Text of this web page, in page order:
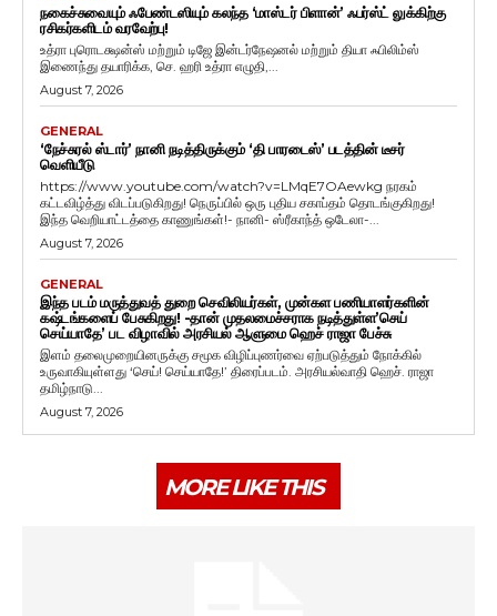
நகைச்சுவையும் ஃபேண்டஸியும் கலந்த ‘மாஸ்டர் பிளான்’ ஃபர்ஸ்ட் லுக்கிற்கு
ரசிகர்களிடம் வரவேற்பு!
உத்ரா புரொடக்ஷன்ஸ் மற்றும் டிஜே இன்டர்நேஷனல் மற்றும் தியா ஃபிலிம்ஸ்
இணைந்து தயாரிக்க, செ. ஹரி உத்ரா எழுதி,...
August 7, 2026
GENERAL
‘நேச்சுரல் ஸ்டார்’ நானி நடித்திருக்கும் ‘தி பாரடைஸ்’ படத்தின் டீசர்
வெளியீடு
https://www.youtube.com/watch?v=LMqE7OAewkg நரகம்
கட்டவிழ்த்து விடப்படுகிறது! நெருப்பில் ஒரு புதிய சகாப்தம் தொடங்குகிறது!
இந்த வெறியாட்டத்தை காணுங்கள்!- நானி- ஸ்ரீகாந்த் ஒடேலா-...
August 7, 2026
GENERAL
இந்த படம் மருத்துவத் துறை செவிலியர்கள், முன்கள பணியாளர்களின்
கஷ்டங்களைப் பேசுகிறது! -தான் முதலமைச்சராக நடித்துள்ள’செய்
செய்யாதே’ பட விழாவில் அரசியல் ஆளுமை ஹெச் ராஜா பேச்சு
இளம் தலைமுறையினருக்கு சமூக விழிப்புணர்வை ஏற்படுத்தும் நோக்கில்
உருவாகியுள்ளது ‘செய்! செய்யாதே!’ திரைப்படம். அரசியல்வாதி ஹெச். ராஜா
தமிழ்நாடு...
August 7, 2026
MORE LIKE THIS